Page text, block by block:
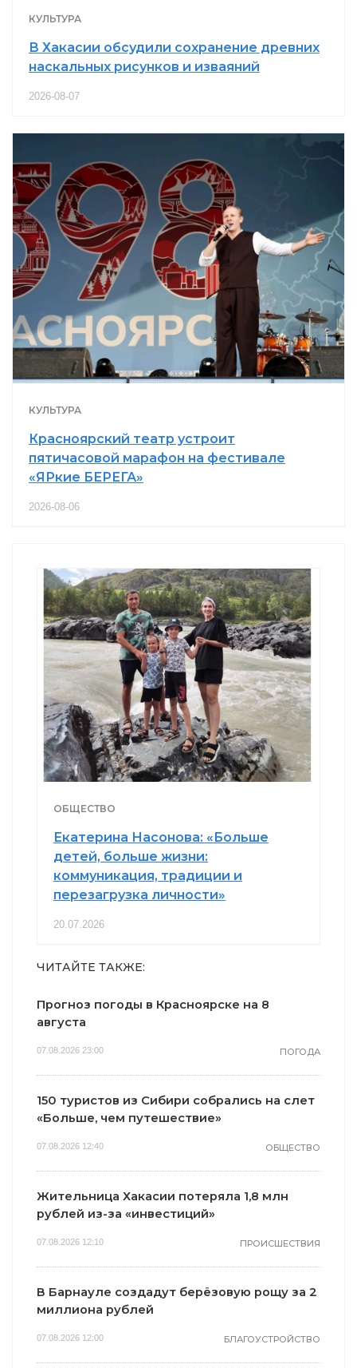
КУЛЬТУРА
В Хакасии обсудили сохранение древних
наскальных рисунков и изваяний
2026-08-07
КУЛЬТУРА
Красноярский театр устроит
пятичасовой марафон на фестивале
«ЯРкие БЕРЕГА»
2026-08-06
ОБЩЕСТВО
Екатерина Насонова: «Больше
детей, больше жизни:
коммуникация, традиции и
перезагрузка личности»
20.07.2026
ЧИТАЙТЕ ТАКЖЕ:
Прогноз погоды в Красноярске на 8
августа
07.08.2026 23:00 ПОГОДА
150 туристов из Сибири собрались на слет
«Больше, чем путешествие»
07.08.2026 12:40 ОБЩЕСТВО
Жительница Хакасии потеряла 1,8 млн
рублей из-за «инвестиций»
07.08.2026 12:10 ПРОИСШЕСТВИЯ
В Барнауле создадут берёзовую рощу за 2
миллиона рублей
07.08.2026 12:00 БЛАГОУСТРОЙСТВО